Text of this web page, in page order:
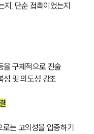
, 단순 접촉이었는지
을 구체적으로 진술
성 및 의도성 강조
는 고의성을 입증하기